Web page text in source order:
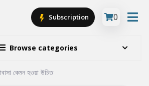
Browse categories
Subscription 0
কেমন হওয়া উচিত